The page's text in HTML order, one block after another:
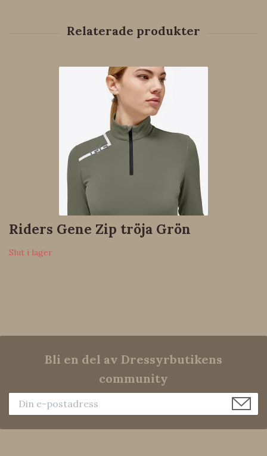
Riders Gene Zip tröja Grön
Slut i lager
Bli en del av Dressyrbutikens
community